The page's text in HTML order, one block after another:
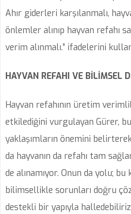
Ahır giderleri karşılanmalı,
önlemler alınıp hayvan refahı
verim alınmalı.” ifadelerini
HAYVAN REFAHI VE BİLİMSEL
Hayvan refahının üretim
etkilediğini vurgulayan Gürer,
yaklaşımların önemini
da hayvanın da refahı tam
de alınamıyor. Onun da yolu;
bilimsellikle sorunları doğru
destekli bir yapıyla